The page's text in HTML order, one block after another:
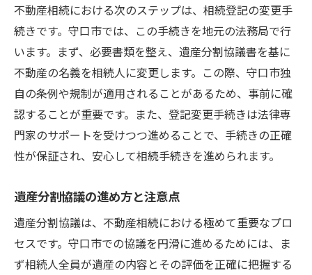
不動産相続における次のステップは、相続登記の変更手
続きです。守口市では、この手続きを地元の法務局で行
います。まず、必要書類を整え、遺産分割協議書を基に
不動産の名義を相続人に変更します。この際、守口市独
自の条例や規制が適用されることがあるため、事前に確
認することが重要です。また、登記変更手続きは法律専
門家のサポートを受けつつ進めることで、手続きの正確
性が保証され、安心して相続手続きを進められます。
遺産分割協議の進め方と注意点
遺産分割協議は、不動産相続における極めて重要なプロ
セスです。守口市での協議を円滑に進めるためには、ま
ず相続人全員が遺産の内容とその評価を正確に把握する